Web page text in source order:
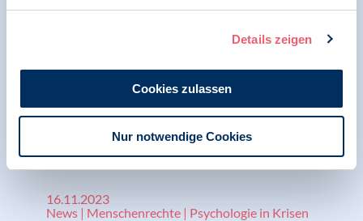
Details zeigen
Cookies zulassen
Nur notwendige Cookies
Besinnung
16.11.2023
News | Menschenrechte | Psychologie in Krisen